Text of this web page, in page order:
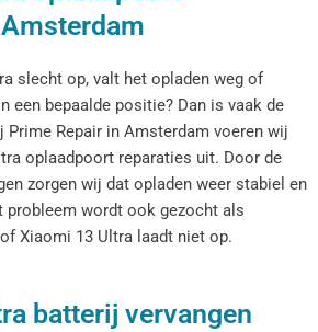
slecht op, valt het opladen weg of
een bepaalde positie? Dan is vaak de
Repair in Amsterdam voeren wij
oplaadpoort reparaties uit. Door de
zorgen wij dat opladen weer stabiel en
probleem wordt ook gezocht als
Xiaomi 13 Ultra laadt niet op.
batterij vervangen